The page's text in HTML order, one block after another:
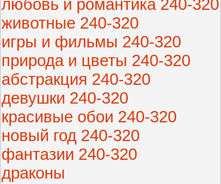
любовь и романтика 240-320
животные 240-320
игры и фильмы 240-320
природа и цветы 240-320
абстракция 240-320
девушки 240-320
красивые обои 240-320
новый год 240-320
фантазии 240-320
драконы